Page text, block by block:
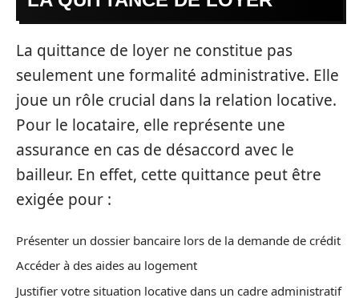
La quittance de loyer ne constitue pas
seulement une formalité administrative. Elle
joue un rôle crucial dans la relation locative.
Pour le locataire, elle représente une
assurance en cas de désaccord avec le
bailleur. En effet, cette quittance peut être
exigée pour :
Présenter un dossier bancaire lors de la demande de crédit
Accéder à des aides au logement
Justifier votre situation locative dans un cadre administratif